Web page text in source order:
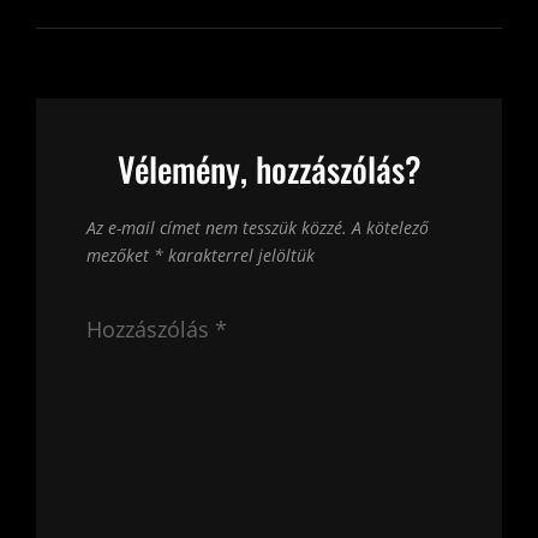
Vélemény, hozzászólás?
Az e-mail címet nem tesszük közzé. A kötelező
mezőket * karakterrel jelöltük
Hozzászólás *